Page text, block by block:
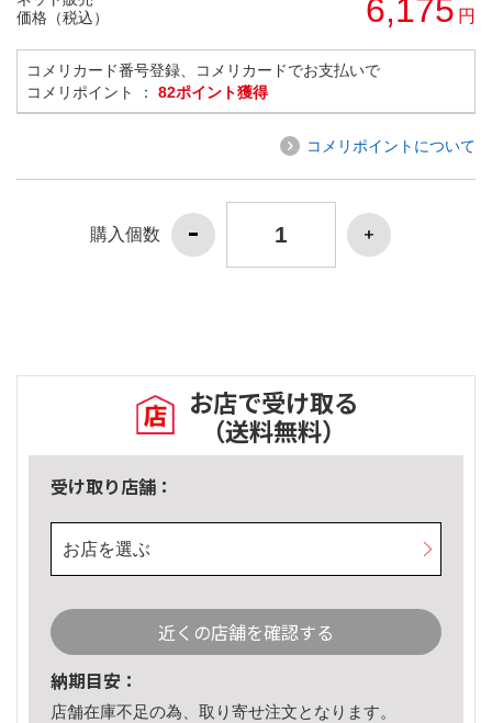
価格（税込）
6,175 円
コメリカード番号登録、コメリカードでお支払いで
コメリポイント ： 82ポイント獲得
コメリポイントについて
購入個数
お店で受け取る
（送料無料）
受け取り店舗：
お店を選ぶ
近くの店舗を確認する
納期目安：
店舗在庫不足の為、取り寄せ注文となります。